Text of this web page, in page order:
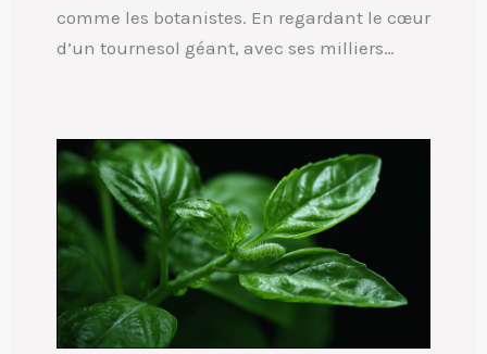
comme les botanistes. En regardant le cœur
d’un tournesol géant, avec ses milliers…